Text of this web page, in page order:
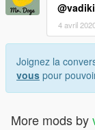
@vadiki
4 avril
Joignez la
vous pour
More mods by